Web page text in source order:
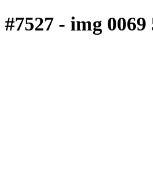
#7527 - img 0069